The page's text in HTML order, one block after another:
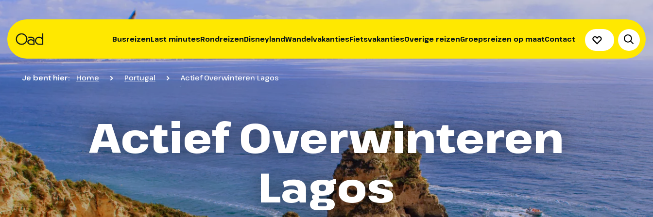
BusreizenLast minutesRondreizenDisneylandWandelvakantiesFietsvakantiesOverige reizenGroepsreizen op maatContact
Je bent hier: Home Portugal Actief Overwinteren Lagos
Actief Overwinteren
Lagos